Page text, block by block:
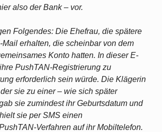
also der Bank – vor.
Folgendes: Die Ehefrau, die spätere
erhalten, die scheinbar von dem
Konto hatten. In dieser E-
PushTAN-Registrierung zu
erforderlich sein würde. Die Klägerin
sie zu einer – wie sich später
sie zumindest ihr Geburtsdatum und
sie per SMS einen
Verfahren auf ihr Mobiltelefon.